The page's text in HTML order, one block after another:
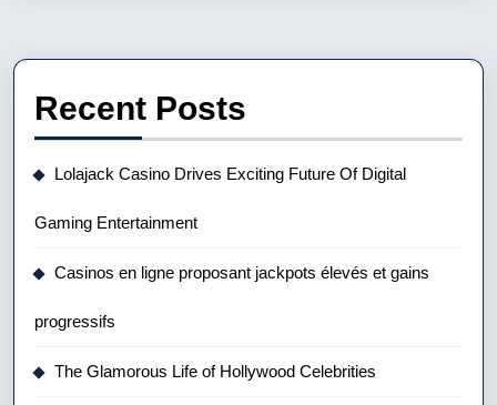
Recent Posts
Lolajack Casino Drives Exciting Future Of Digital
Gaming Entertainment
Casinos en ligne proposant jackpots élevés et gains
progressifs
The Glamorous Life of Hollywood Celebrities